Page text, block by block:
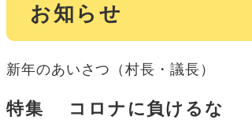
お知らせ
新年のあいさつ（村長・議長）
特集 コロナに負けるな